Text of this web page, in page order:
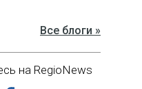
Все блоги »
на RegioNews